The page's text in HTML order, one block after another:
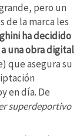
pero un
de la marca les
ha decidido
una obra digital
que asegura su
en día. De
superdeportivo